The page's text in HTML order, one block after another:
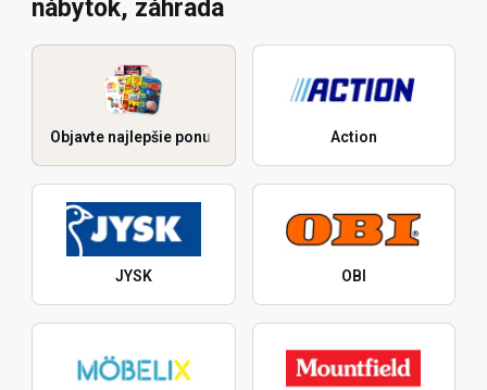
nábytok, záhrada
Objavte najlepšie ponuky Action
JYSK OBI